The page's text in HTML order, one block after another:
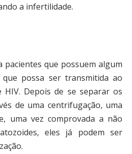
a infertilidade.
pacientes que possuem algum
possa ser transmitida ao
Depois de se separar os
de uma centrifugação, uma
uma vez comprovada a não
eles já podem ser